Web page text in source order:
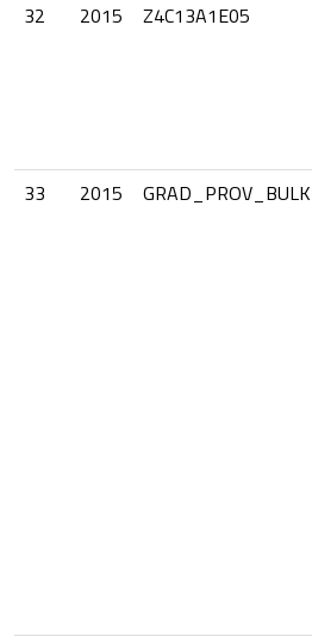
32
2015 Z4C13A1E05
33
2015 GRAD_PROV_BULK